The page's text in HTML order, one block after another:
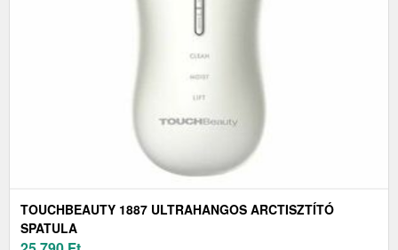
TOUCHBEAUTY 1887 ULTRAHANGOS ARCTISZTÍTÓ
SPATULA